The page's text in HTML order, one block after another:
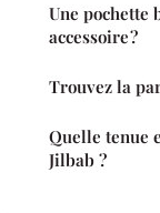
Une pochette
accessoire ?
Trouvez la
Quelle tenue
Jilbab ?